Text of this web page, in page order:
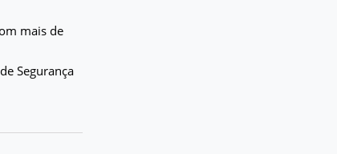
mais de
Segurança